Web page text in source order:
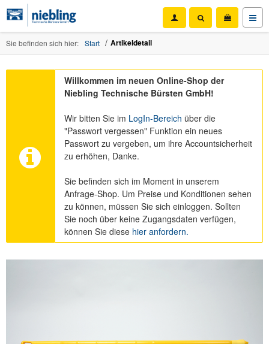
Sie befinden sich hier: Start Artikeldetail
Willkommen im neuen Online-Shop der
Niebling Technische Bürsten GmbH!
Wir bitten Sie im LogIn-Bereich über die
"Passwort vergessen" Funktion ein neues
Passwort zu vergeben, um ihre Accountsicherheit
zu erhöhen, Danke.
Sie befinden sich im Moment in unserem
Anfrage-Shop. Um Preise und Konditionen sehen
zu können, müssen Sie sich einloggen. Sollten
Sie noch über keine Zugangsdaten verfügen,
können Sie diese hier anfordern.